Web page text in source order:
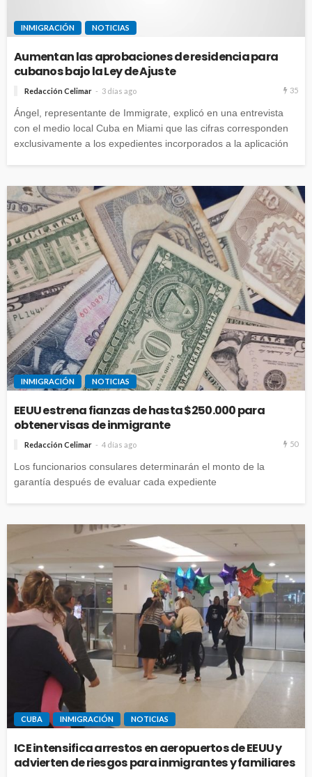
INMIGRACIÓN NOTICIAS
Aumentan las aprobaciones de residencia para
cubanos bajo la Ley de Ajuste
Redacción Celimar 3 días ago 35
Ángel, representante de Immigrate, explicó en una entrevista
con el medio local Cuba en Miami que las cifras corresponden
exclusivamente a los expedientes incorporados a la aplicación
INMIGRACIÓN NOTICIAS
EEUU estrena fianzas de hasta $250.000 para
obtener visas de inmigrante
Redacción Celimar 4 días ago 50
Los funcionarios consulares determinarán el monto de la
garantía después de evaluar cada expediente
CUBA INMIGRACIÓN NOTICIAS
ICE intensifica arrestos en aeropuertos de EEUU y
advierten de riesgos para inmigrantes y familiares